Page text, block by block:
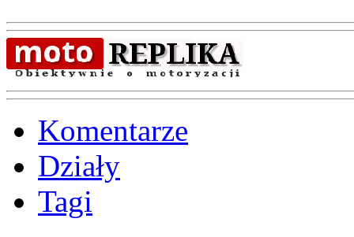
Komentarze
Działy
Tagi